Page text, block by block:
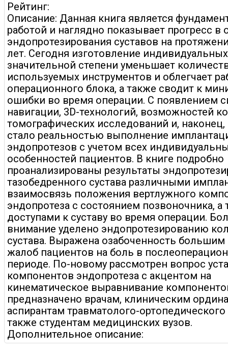
Рейтинг:
Описание: Данная книга является
работой и наглядно показывает прогресс в
эндопротезирования суставов на
лет. Сегодня изготовление
значительной степени уменьшает
используемых инструментов и облегчает
операционного блока, а также сводит к
ошибки во время операции. С появлением
навигации, 3D-технологий, возможностей
томографических исследований и, наконец,
стало реальностью выполнение
эндопротезов с учетом всех
особенностей пациентов. В книге подробно
проанализированы результаты
тазобедренного сустава различными
взаимосвязь положения вертлужного
эндопротеза с состоянием позвоночника, а
доступами к суставу во время операции.
внимание уделено эндопротезированию
сустава. Выражена озабоченность
жалоб пациентов на боль в
периоде. По-новому рассмотрен вопрос
компонентов эндопротеза с акцентом на
кинематическое выравнивание
предназначено врачам, клиническим
аспирантам травматолого-
также студентам медицинских вузов.
Дополнительное описание: